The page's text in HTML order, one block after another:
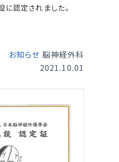
整備加算および
加算に関する取り組
ア募集
来診察について
認定されました。
お知らせ 脳神経外科
2021.10.01